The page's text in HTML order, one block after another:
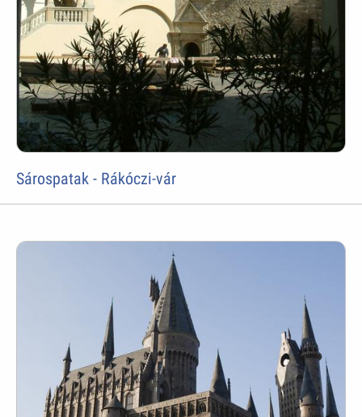
Sárospatak - Rákóczi-vár